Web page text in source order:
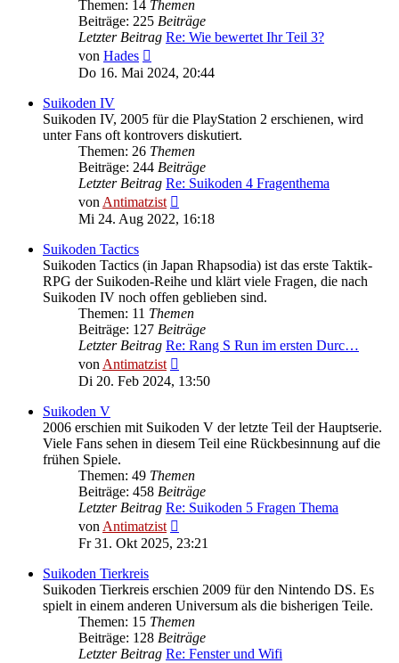
Themen: 14 Themen
Beiträge: 225 Beiträge
Letzter Beitrag Re: Wie bewertet Ihr Teil 3?
von Hades
Beitrag
Do 16. Mai 2024, 20:44
Suikoden IV
Suikoden IV, 2005 für die PlayStation 2 erschienen, wird
unter Fans oft kontrovers diskutiert.
Themen: 26 Themen
Beiträge: 244 Beiträge
Letzter Beitrag Re: Suikoden 4 Fragenthema
vonAntimatzist
Beitrag
Mi 24. Aug 2022, 16:18
Suikoden Tactics
Suikoden Tactics (in Japan Rhapsodia) ist das erste Taktik-
RPG der Suikoden-Reihe und klärt viele Fragen, die nach
Suikoden IV noch offen geblieben sind.
Themen: 11 Themen
Beiträge: 127 Beiträge
Letzter Beitrag Re: Rang S Run im ersten Durc…
vonAntimatzist
Beitrag
Di 20. Feb 2024, 13:50
Suikoden V
2006 erschien mit Suikoden V der letzte Teil der Hauptserie.
Viele Fans sehen in diesem Teil eine Rückbesinnung auf die
frühen Spiele.
Themen: 49 Themen
Beiträge: 458 Beiträge
Letzter Beitrag Re: Suikoden 5 Fragen Thema
vonAntimatzist
Beitrag
Fr 31. Okt 2025, 23:21
Suikoden Tierkreis
Suikoden Tierkreis erschien 2009 für den Nintendo DS. Es
spielt in einem anderen Universum als die bisherigen Teile.
Themen: 15 Themen
Beiträge: 128 Beiträge
Letzter Beitrag Re: Fenster und Wifi